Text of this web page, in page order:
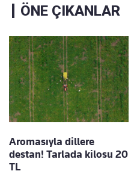
ÖNE ÇIKANLAR
Aromasıyla dillere
destan! Tarlada kilosu 20
TL